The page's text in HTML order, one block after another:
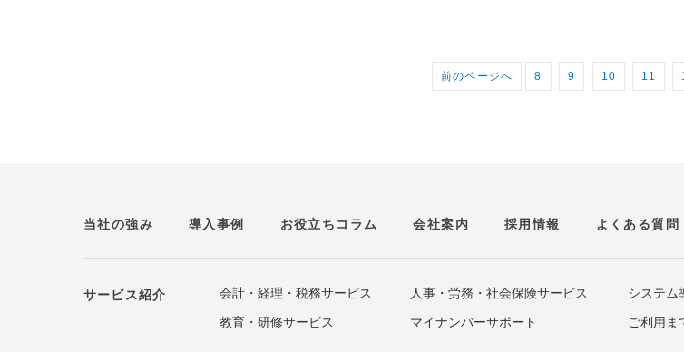
前のページへ 8 9 10 11
当社の強み 導入事例 お役立ちコラム 会社案内 採用情報 よくある質問
サービス紹介 会計・経理・税務サービス 人事・労務・社会保険サービス
システム
教育・研修サービス
マイナンバーサポート ご利用ま